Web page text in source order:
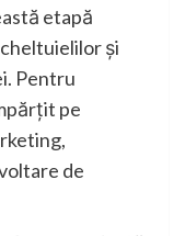
etapă
și
Pentru
pe
de